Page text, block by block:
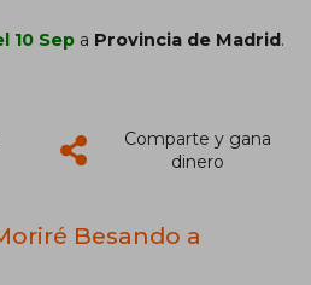
10 Sep a Provincia de Madrid.
Comparte y gana
dinero
Besando a